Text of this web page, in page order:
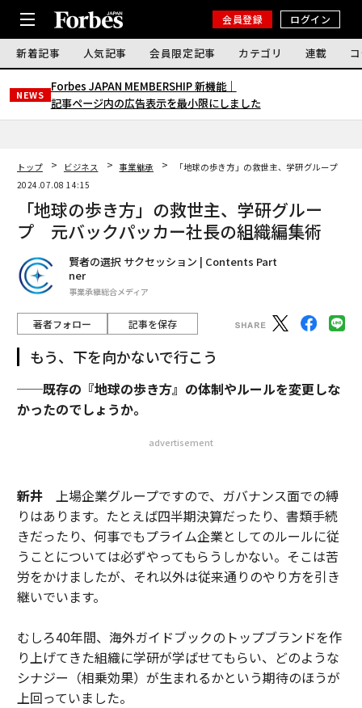
会員登録 ログイン
新着記事 人気記事 会員限定記事 カテゴリ 連載
NEWS
Forbes JAPAN MEMBERSHIP 新機能｜
記事ページ内の広告表示を最小限にしました
トップ ビジネス 事業継承
「地球の歩き方」の救世主、学研グループ 元
2024.07.08 14:15
「地球の歩き方」の救世主、学研グルー
プ 元バックパッカー社長の組織編集術
賢者の選択 サクセッション | Contents Part
ner
事業承継総合メディア
著者フォロー 記事を保存
もう、下を向かないで行こう
──既存の『地球の歩き方』の体制やルールを変更しな
かったのでしょうか。
advertisement
新井上場企業グループですので、ガバナンス面での縛
りはあります。たとえば四半期決算だったり、書類手続
きだったり、何事でもプライム企業としてのルールに従
うことについては必ずやってもらうしかない。そこは苦
労をかけましたが、それ以外は従来通りのやり方を引き
継いでいます。
むしろ40年間、海外ガイドブックのトップブランドを作
り上げてきた組織に学研が学ばせてもらい、どのような
シナジー（相乗効果）が生まれるかという期待のほうが
上回っていました。